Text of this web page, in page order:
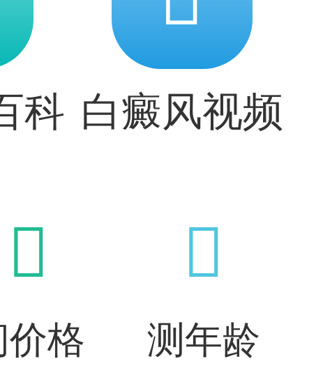
科 白癜风视频
价格 测年龄